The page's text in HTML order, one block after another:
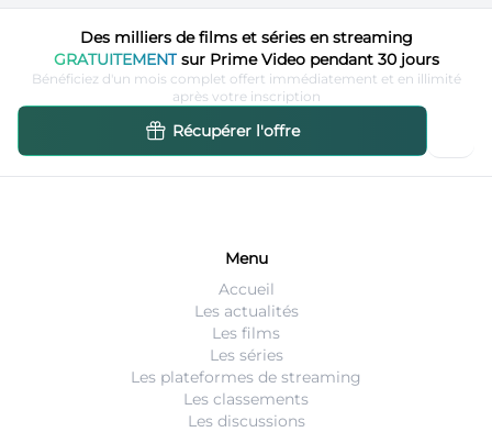
Des milliers de films et séries en streaming
GRATUITEMENTsur Prime Video pendant 30 jours
Bénéficiez d'un mois complet offert immédiatement et en illimité
après votre inscription
Récupérer l'offre
Menu
Accueil
Les actualités
Les films
Les séries
Les plateformes de streaming
Les classements
Les discussions